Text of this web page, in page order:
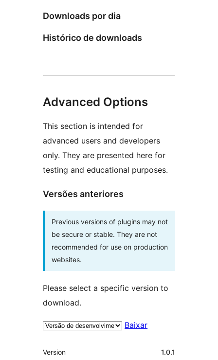
Downloads por dia
Histórico de downloads
Advanced Options
This section is intended for
advanced users and developers
only. They are presented here for
testing and educational purposes.
Versões anteriores
Previous versions of plugins may not
be secure or stable. They are not
recommended for use on production
websites.
Please select a specific version to
download.
Baixar
Meta
Version 1.0.1